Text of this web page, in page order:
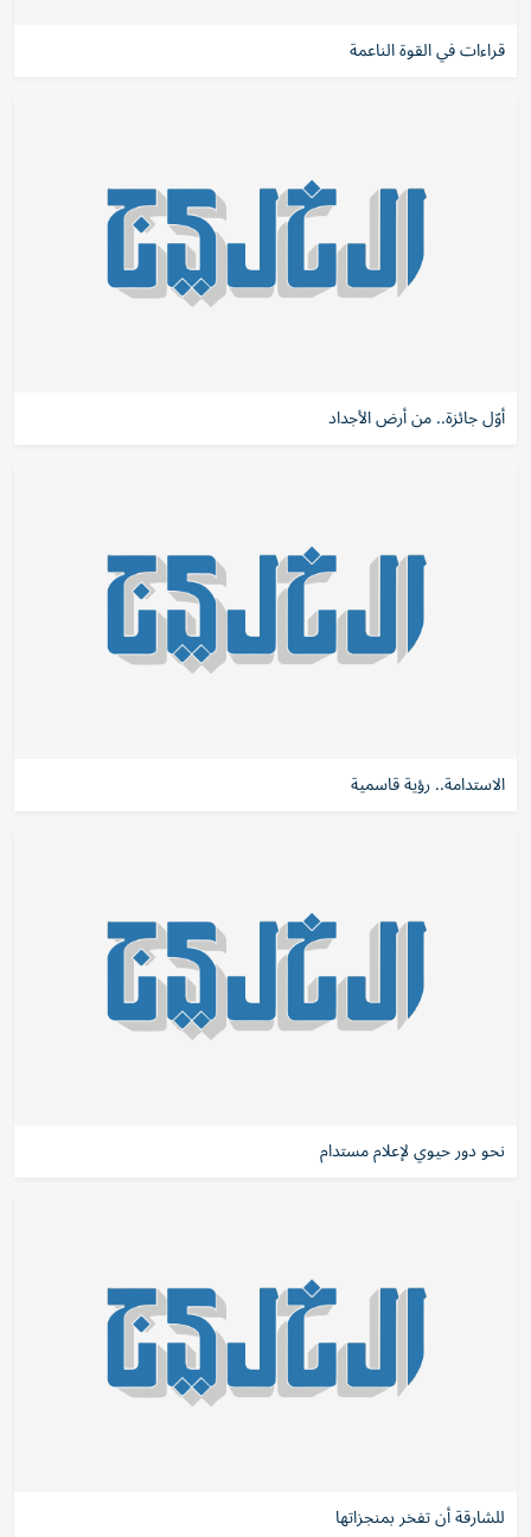
قراءات في القوة الناعمة
أوّل جائزة.. من أرض الأجداد
الاستدامة.. رؤية قاسمية
نحو دور حيوي لإعلام مستدام
للشارقة أن تفخر بمنجزاتها